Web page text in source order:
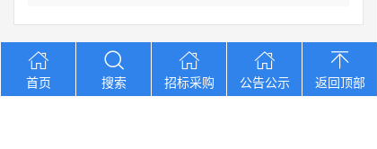
Copyright © 2012-2026 中招招标网 版权所有 网站备案号：京
ICP备2023026371号-2
首页 搜索 招标采购 公告公示 返回顶部